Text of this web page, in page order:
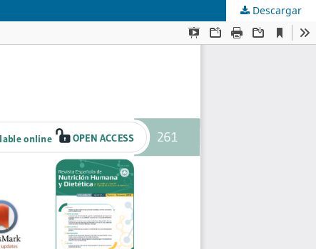
Descargar